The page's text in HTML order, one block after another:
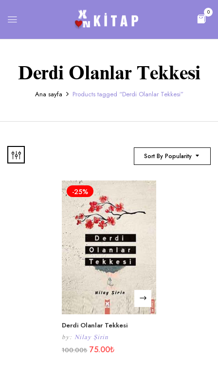
0
Derdi Olanlar Tekkesi
Ana sayfa Products tagged “Derdi Olanlar Tekkesi”
Sort By Popularity
-25%
Derdi Olanlar Tekkesi
by: Nilay Şirin
100.00₺ 75.00₺